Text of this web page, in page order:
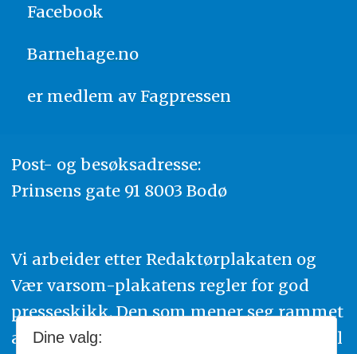
Facebook
Barnehage.no
er medlem av Fagpressen
Post- og besøksadresse:
Prinsens gate 91 8003 Bodø
Vi arbeider etter Redaktørplakaten og
Vær varsom-plakatens regler for god
presseskikk. Den som mener seg rammet
av urettmessig publisering, oppfordres til
Dine valg: